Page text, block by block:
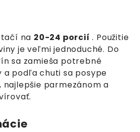
na 20-24 porcií . Použitie
je veľmi jednoduché. Do
sa zamieša potrebné
a podľa chuti sa posype
parmezánom a